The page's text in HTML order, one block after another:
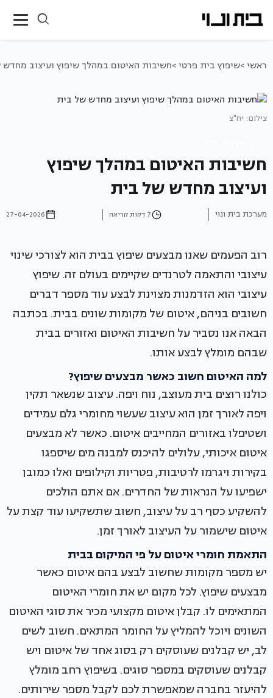
ראשי >שיפוץ בית פרטי >חשיבות האיטום במהלך שיפוץ ועיצוב
צילום: יח"צ
חשיבות האיטום במהלך שיפוץ
ועיצוב מחדש של בית
מערכת בית ונוי 7 דקות קריאה 27-04-2026
רוב הפעמים שאנו מבצעים שיפוץ בבית הוא לצורכי שינוי
עיצובי והתאמה לטרנדים שקיימים בעולם זה. שיפוץ
עיצובי הוא הזדמנות מצוינת לבצע עוד מספר דברים
חשובים בניהם, איטום של מקומות שונים בבית. בכתבה
הבאה אנו נסביר על חשיבות האיטום ואזורים בבית
שבהם מומלץ לבצע אותו.
למה האיטום חשוב כאשר מבצעים שיפוץ?
כולנו רוצים בית מעוצב, נוח ויפה. עיצוב שנשאר תקין
ויפה לאורך זמן הוא עיצוב שעשוי מחומרי גלם עמידים
ושטיפלו באזורים המחייבים איטום. כאשר לא מבצעים
איטום איכותי, עלולים להיכנס למבנה מים שיספגו
בקירות ויגרמו לרטיבות, פטריות וקילופים ואלו כמובן
ישפיעו על הנראות של החדרים. אם אתם הולכים
להשקיע כסף רב על עיצוב, חשוב שתשקיעו עוד קצת על
איטום שישמור על העיצוב לאורך זמן.
התאמת חומרי איטום על פי המיקום בבית
יש מספר מקומות שחשוב לבצע בהם איטום כאשר
מבצעים שיפוץ. לכל מקום יש את חומרי האיטום
המתאימים לו. קבלן איטום מקצועי מכיר את סוגי האיטום
השונים ויוכל להמליץ על החומר המתאים. חשוב לשים
לב, יש קבלנים שעוסקים רק בסוג אחד של איטום ויש
קבלנים שעוסקים במספר סוגים. בשיפוץ רחב מומלץ
להיעזר בחברה שמאפשרת לכם לקבל מספר שירותים.